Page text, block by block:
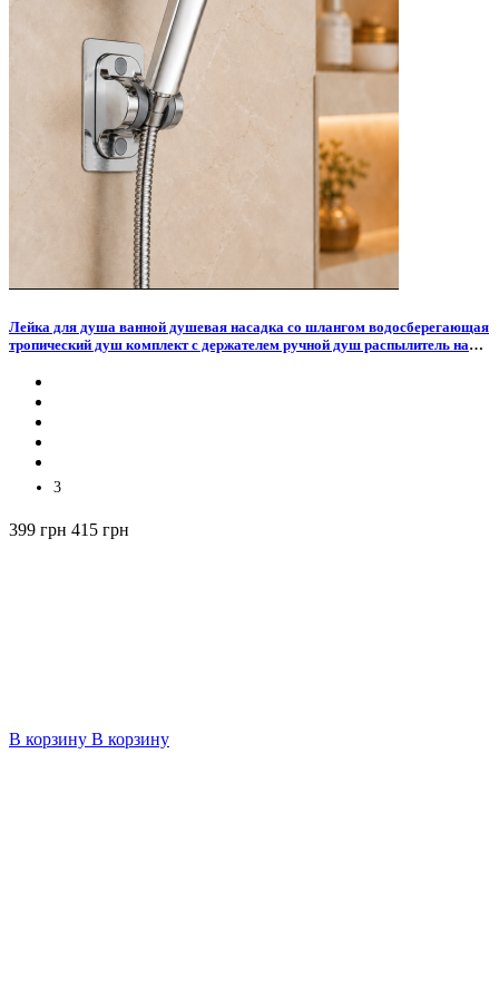
Лейка для душа ванной душевая насадка со шлангом водосберегающая
тропический душ комплект с держателем ручной душ распылитель на
3
399 грн 415 грн
В корзину В корзину